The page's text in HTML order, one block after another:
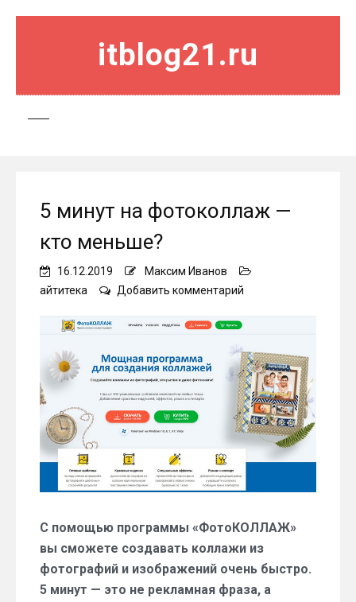
itblog21.ru
5 минут на фотоколлаж —
кто меньше?
16.12.2019
Максим Иванов
айтитека
Добавить комментарий
фотоколлаж
—
кто
меньше?
С помощью программы «ФотоКОЛЛАЖ»
вы сможете создавать коллажи из
фотографий и изображений очень быстро.
5 минут — это не рекламная фраза, а